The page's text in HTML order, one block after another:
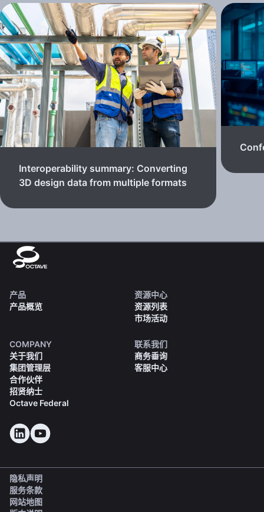
Interoperability summary: Converting
3D design data from multiple formats
产品
产品概览
资源中心
资源列表
市场活动
COMPANY
关于我们
集团管理层
合作伙伴
招贤纳士
Octave Federal
联系我们
商务垂询
客服中心
隐私声明
服务条款
网站地图